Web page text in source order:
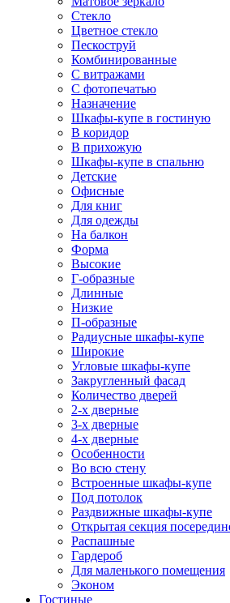
Стекло
Цветное стекло
Пескоструй
Комбинированные
С витражами
С фотопечатью
Назначение
Шкафы-купе в гостиную
В коридор
В прихожую
Шкафы-купе в спальню
Детские
Офисные
Для книг
Для одежды
На балкон
Форма
Высокие
Г-образные
Длинные
Низкие
П-образные
Радиусные шкафы-купе
Широкие
Угловые шкафы-купе
Закругленный фасад
Количество дверей
2-х дверные
3-х дверные
4-х дверные
Особенности
Во всю стену
Встроенные шкафы-купе
Под потолок
Раздвижные шкафы-купе
Открытая секция
Распашные
Гардероб
Для маленького помещения
Эконом
Гостиные